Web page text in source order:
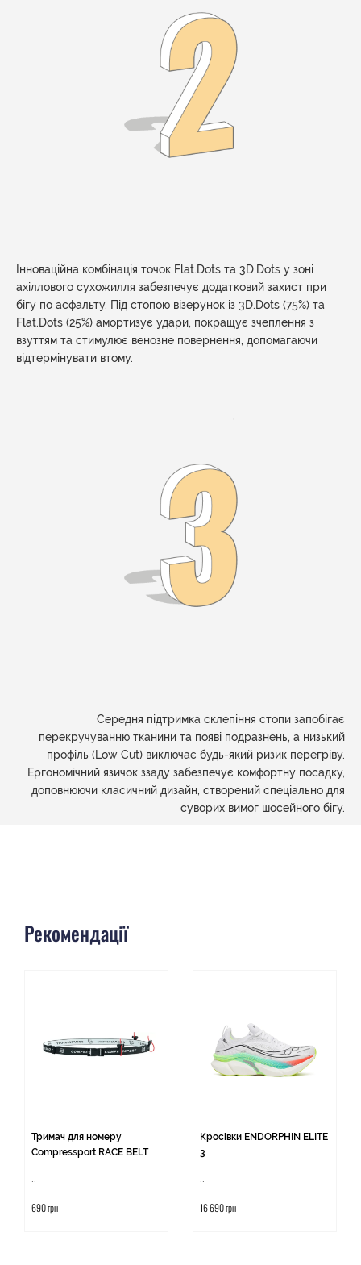
Інноваційна комбінація точок Flat.Dots та 3D.Dots у зоні
ахіллового сухожилля забезпечує додатковий захист при
бігу по асфальту. Під стопою візерунок із 3D.Dots (75%) та
Flat.Dots (25%) амортизує удари, покращує зчеплення з
взуттям та стимулює венозне повернення, допомагаючи
відтермінувати втому.
Середня підтримка склепіння стопи запобігає
перекручуванню тканини та появі подразнень, а низький
профіль (Low Cut) виключає будь-який ризик перегріву.
Ергономічний язичок ззаду забезпечує комфортну посадку,
доповнюючи класичний дизайн, створений спеціально для
суворих вимог шосейного бігу.
Рекомендації
Тримач для номеру
Compressport RACE BELT
690 грн
Кросівки ENDORPHIN ELITE
3
16 690 грн